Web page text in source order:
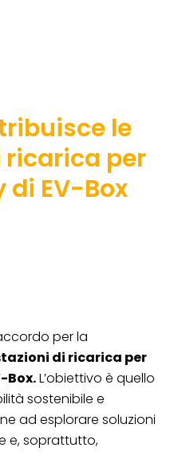
le
per
EV-Box
per la
di ricarica per
Box.L’obiettivo è quello
sostenibile e
ad esplorare soluzioni
e, soprattutto,